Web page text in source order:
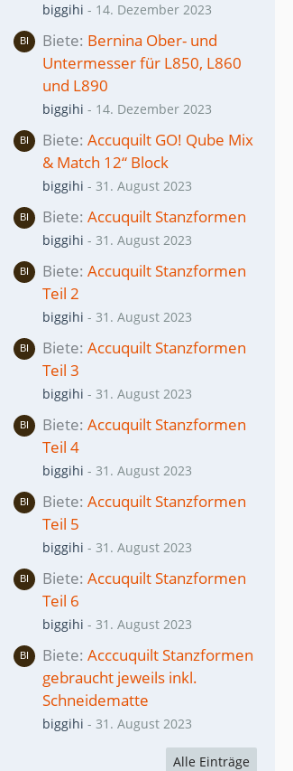
biggihi - 14. Dezember 2023
Biete Bernina Ober- und
Untermesser für L850, L860
und L890
biggihi - 14. Dezember 2023
Biete Accuquilt GO! Qube Mix
& Match 12“ Block
biggihi - 31. August 2023
Biete Accuquilt Stanzformen
biggihi - 31. August 2023
Biete Accuquilt Stanzformen
Teil 2
biggihi - 31. August 2023
Biete Accuquilt Stanzformen
Teil 3
biggihi - 31. August 2023
Biete Accuquilt Stanzformen
Teil 4
biggihi - 31. August 2023
Biete Accuquilt Stanzformen
Teil 5
biggihi - 31. August 2023
Biete Accuquilt Stanzformen
Teil 6
biggihi - 31. August 2023
Biete Acccuquilt Stanzformen
gebraucht jeweils inkl.
Schneidematte
biggihi - 31. August 2023
Alle Einträge